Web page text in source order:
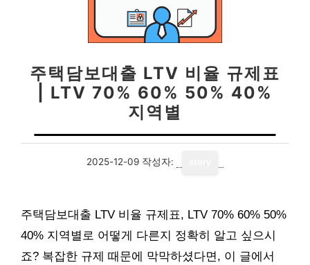
주택담보대출 LTV 비율 규제표
| LTV 70% 60% 50% 40%
지역별
2025-12-09 작성자:
주택담보대출 LTV 비율 규제표, LTV 70% 60% 50%
40% 지역별로 어떻게 다른지 정확히 알고 싶으시
죠? 복잡한 규제 때문에 막막하셨다면, 이 글에서